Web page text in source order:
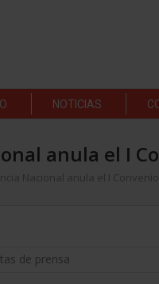
NOTICIAS
anula el I
Nacional anula el I
de prensa